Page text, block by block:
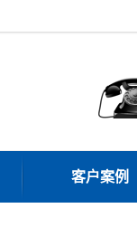
客户案例